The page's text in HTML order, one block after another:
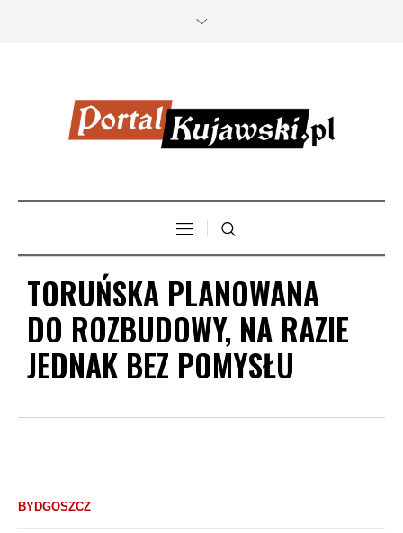
TORUŃSKA PLANOWANA
DO ROZBUDOWY, NA RAZIE
JEDNAK BEZ POMYSŁU
BYDGOSZCZ